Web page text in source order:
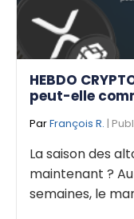
HEBDO
peut-elle
ParFrançois R. |
La saison des
maintenant ?
semaines, le